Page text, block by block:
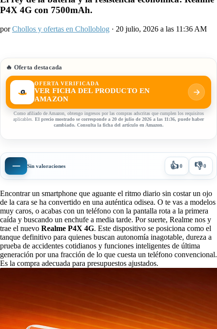
P4X 4G con 7500mAh.
porChollos y ofertas en Cholloblog · 20 julio, 2026 a las 11:36 AM
🔥 Oferta destacada
OFERTA VERIFICADA
VER FICHA DEL PRODUCTO EN
AMAZON
Como afiliado de Amazon, obtengo ingresos por las compras adscritas que cumplen los requisitos
aplicables. El precio mostrado se corresponde a 20 de julio de 2026 a las 11:36, puede haber
cambiado. Consulta la ficha del artículo en Amazon.
— Sin valoraciones 👍0 👎0
Encontrar un smartphone que aguante el ritmo diario sin costar un ojo
de la cara se ha convertido en una auténtica odisea. O te vas a modelos
muy caros, o acabas con un teléfono con la pantalla rota a la primera
caída y buscando un enchufe a media tarde. Por suerte, Realme nos y
trae el nuevo Realme P4X 4G. Este dispositivo se posiciona como el
tanque definitivo para quienes buscan autonomía inagotable, dureza a
prueba de accidentes cotidianos y funciones inteligentes de última
generación por una fracción de lo que cuesta un teléfono convencional.
Es la compra adecuada para presupuestos ajustados.